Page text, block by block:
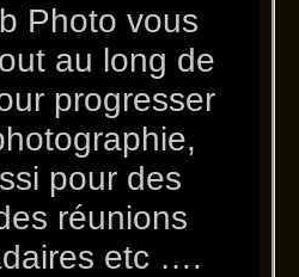
Photo vous
au long de
progresser
pour des
réunions
etc ….